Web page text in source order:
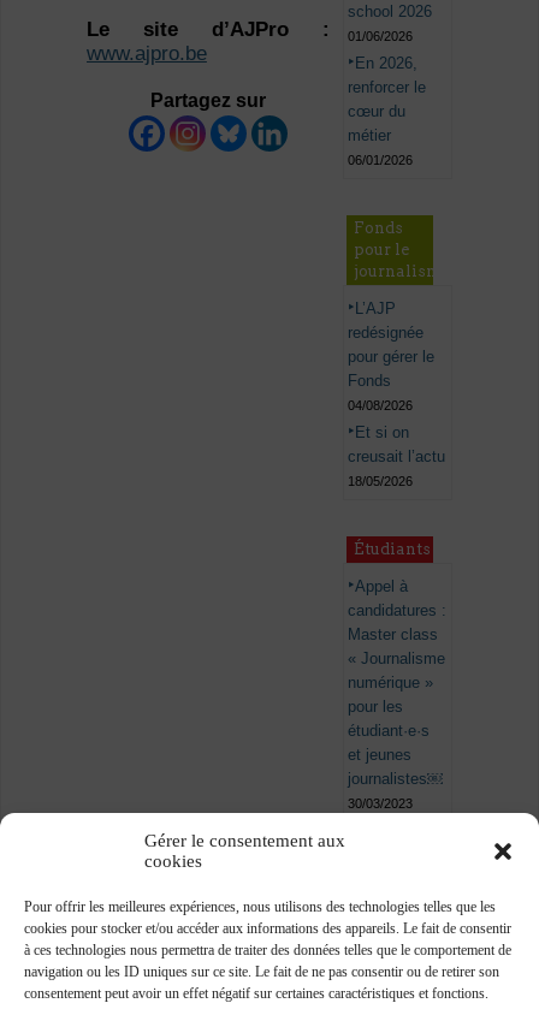
Gérer le consentement aux
cookies
Pour offrir les meilleures expériences, nous utilisons des technologies telles que les
cookies pour stocker et/ou accéder aux informations des appareils. Le fait de consentir
à ces technologies nous permettra de traiter des données telles que le comportement de
navigation ou les ID uniques sur ce site. Le fait de ne pas consentir ou de retirer son
consentement peut avoir un effet négatif sur certaines caractéristiques et fonctions.
Le site d’AJPro :
www.ajpro.be
Partagez sur
school 2026
01/06/2026
En 2026,
renforcer le
cœur du
métier
06/01/2026
Fonds
pour le
journalisme
L’AJP
redésignée
pour gérer le
Fonds
04/08/2026
Et si on
creusait l’actu
18/05/2026
Étudiants
Appel à
candidatures :
Master class
« Journalisme
numérique »
pour les
étudiant·e·s
et jeunes
journalistes￼
30/03/2023